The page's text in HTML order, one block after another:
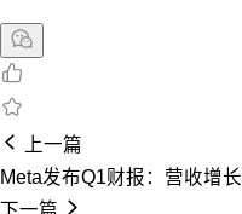
上一篇
Meta发布Q1财报：营收增
下一篇